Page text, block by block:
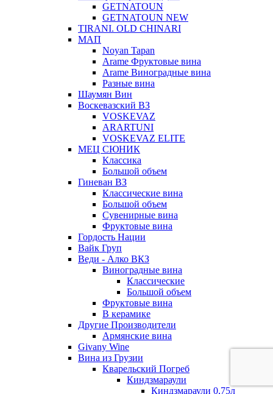
GETNATOUN
GETNATOUN NEW
TIRANI. OLD CHINARI
МАП
Noyan Tapan
Arame Фруктовые вина
Arame Виноградные вина
Разные вина
Шаумян Вин
Воскевазский ВЗ
VOSKEVAZ
ARARTUNI
VOSKEVAZ ELITE
МЕЦ СЮНИК
Классика
Большой объем
Гиневан ВЗ
Классические вина
Большой объем
Сувенирные вина
Фруктовые вина
Гордость Нации
Вайк Груп
Веди - Алко ВКЗ
Виноградные вина
Классические
Большой объем
Фруктовые вина
В керамике
Другие Производители
Армянские вина
Givany Wine
Вина из Грузии
Кварельский Погреб
Киндзмараули
Киндзмараули 0,75л